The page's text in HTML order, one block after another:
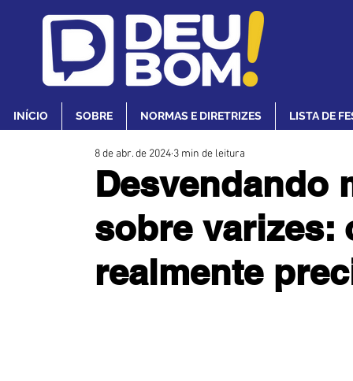
INÍCIO SOBRE NORMAS E DIRETRIZES LISTA DE
Desvendando
sobre varizes:
realmente
8 de abr. de 2024 3 min de leitura